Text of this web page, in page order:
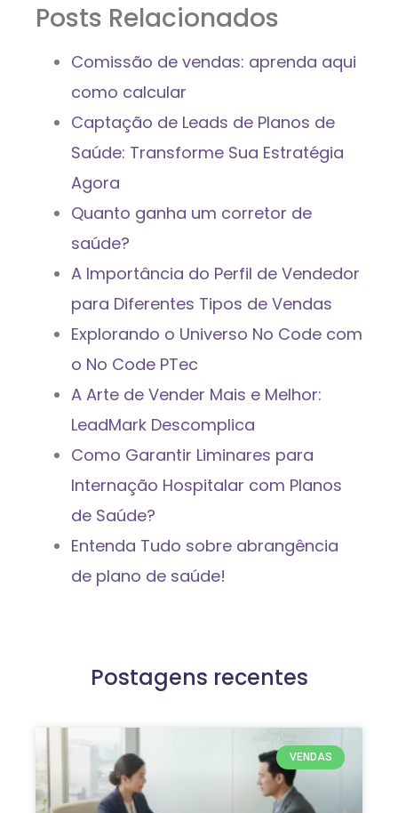
Posts Relacionados
Comissão de vendas: aprenda aqui
como calcular
Captação de Leads de Planos de
Saúde: Transforme Sua Estratégia
Agora
Quanto ganha um corretor de
saúde?
A Importância do Perfil de Vendedor
para Diferentes Tipos de Vendas
Explorando o Universo No Code com
o No Code PTec
A Arte de Vender Mais e Melhor:
LeadMark Descomplica
Como Garantir Liminares para
Internação Hospitalar com Planos
de Saúde?
Entenda Tudo sobre abrangência
de plano de saúde!
Postagens recentes
VENDAS